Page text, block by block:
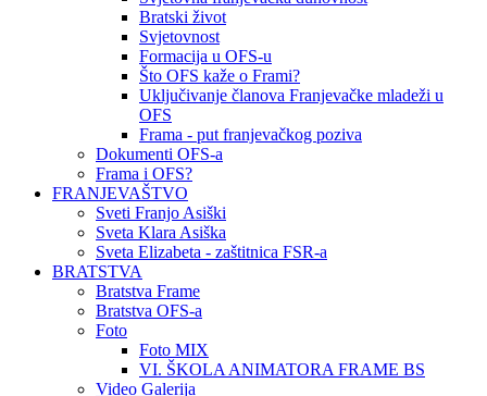
Bratski život
Svjetovnost
Formacija u OFS-u
Što OFS kaže o Frami?
Uključivanje članova Franjevačke mladeži u
OFS
Frama - put franjevačkog poziva
Dokumenti OFS-a
Frama i OFS?
FRANJEVAŠTVO
Sveti Franjo Asiški
Sveta Klara Asiška
Sveta Elizabeta - zaštitnica FSR-a
BRATSTVA
Bratstva Frame
Bratstva OFS-a
Foto
Foto MIX
VI. ŠKOLA ANIMATORA FRAME BS
Video Galerija